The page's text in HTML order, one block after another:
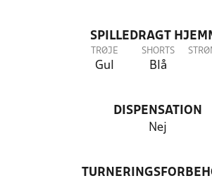
SPILLEDRAGT
TRØJE
Gul
SHORTS
Blå
DISPENSATION
Nej